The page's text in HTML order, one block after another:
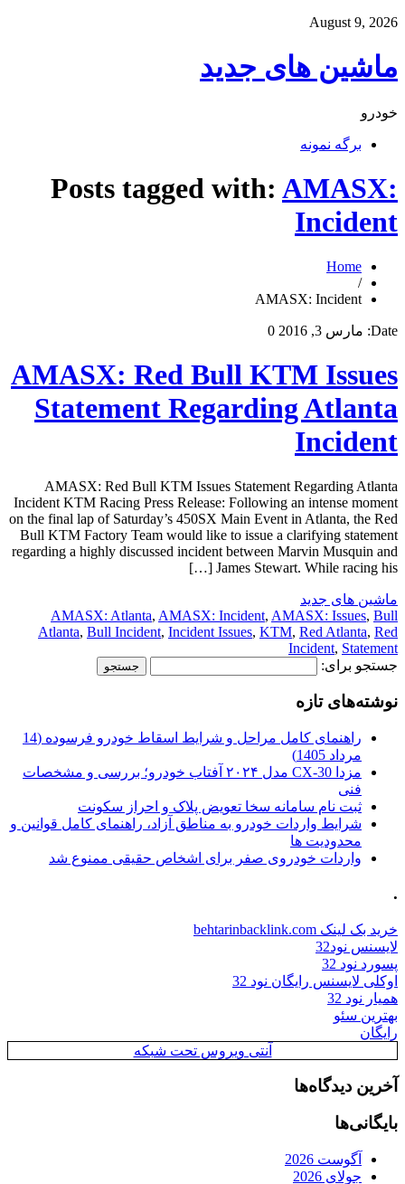
August 9, 2026
ماشین های جدید
خودرو
برگه نمونه
Posts tagged with: AMASX:
Incident
Home
/
AMASX: Incident
Date: مارس 3, 2016 0
AMASX: Red Bull KTM Issues
Statement Regarding Atlanta
Incident
AMASX: Red Bull KTM Issues Statement Regarding Atlanta
Incident KTM Racing Press Release: Following an intense moment
on the final lap of Saturday’s 450SX Main Event in Atlanta, the Red
Bull KTM Factory Team would like to issue a clarifying statement
regarding a highly discussed incident between Marvin Musquin and
James Stewart. While racing his […]
ماشین های جدید
AMASX: Atlanta, AMASX: Incident, AMASX: Issues, Bull
Atlanta, Bull Incident, Incident Issues, KTM, Red Atlanta, Red
Incident, Statement
جستجو برای:
نوشته‌های تازه
راهنمای کامل مراحل و شرایط اسقاط خودرو فرسوده (14
مرداد 1405)
مزدا CX-30 مدل ۲۰۲۴ آفتاب خودرو؛ بررسی و مشخصات
فنی
ثبت نام سامانه سخا تعویض پلاک و احراز سکونت
شرایط واردات خودرو به مناطق آزاد، راهنمای کامل قوانین و
محدودیت ها
واردات خودروی صفر برای اشخاص حقیقی ممنوع شد
.
خرید بک لینک behtarinbacklink.com
لایسنس نود32
پسورد نود 32
اوکلی لایسنس رایگان نود 32
همیار نود 32
بهترین سئو
رایگان
آنتی ویروس تحت شبکه
آخرین دیدگاه‌ها
بایگانی‌ها
آگوست 2026
جولای 2026